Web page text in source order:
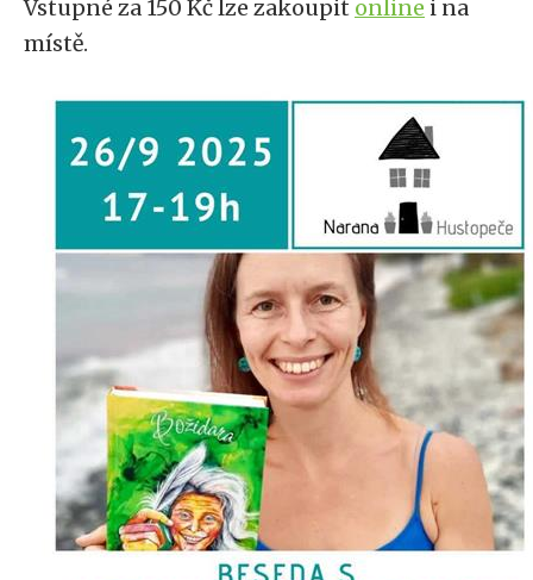
Vstupné za 150 Kč lze zakoupit online i na
místě.